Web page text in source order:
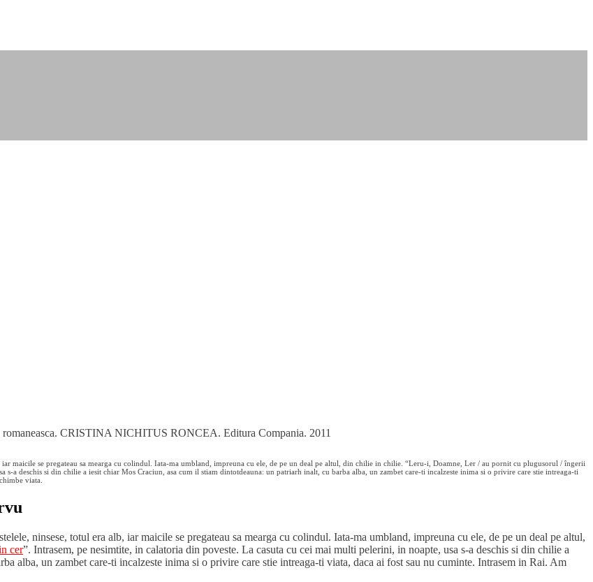
romaneasca. CRISTINA NICHITUS RONCEA. Editura Compania. 2011
maicile se pregateau sa mearga cu colindul. Iata-ma umbland, impreuna cu ele, de pe un deal pe altul, din chilie in chilie. “Leru-i, Doamne, Ler / au pornit cu plugusorul / îngerii
a deschis si din chilie a iesit chiar Mos Craciun, asa cum il stiam dintotdeauna: un patriarh inalt, cu barba alba, un zambet care-ti incalzeste inima si o privire care stie intreaga-ti
viata.
ninsese, totul era alb, iar maicile se pregateau sa mearga cu colindul. Iata-ma umbland, impreuna cu ele, de pe un deal pe altul,
cer”. Intrasem, pe nesimtite, in calatoria din poveste. La casuta cu cei mai multi pelerini, in noapte, usa s-a deschis si din chilie a
alba, un zambet care-ti incalzeste inima si o privire care stie intreaga-ti viata, daca ai fost sau nu cuminte. Intrasem in Rai. Am